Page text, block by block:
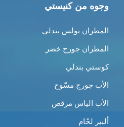
وجوه من كنيستي
المطران بولس بندلي
المطران جورج خضر
كوستي بندلي
الأب جورج مسّوح
الأب الياس مرقص
ألبير لحّام